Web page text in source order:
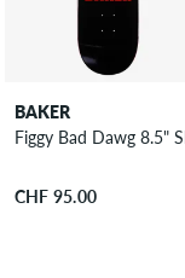
BAKER
Figgy Bad Dawg 8.5"
CHF 95.00